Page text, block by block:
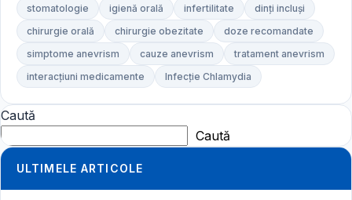
stomatologie
igienă orală infertilitate
dinți incluși
chirurgie orală
chirurgie obezitate
doze recomandate
simptome anevrism
cauze anevrism
tratament anevrism
interacțiuni medicamente
Infecție Chlamydia
Caută
Caută
ULTIMELE ARTICOLE